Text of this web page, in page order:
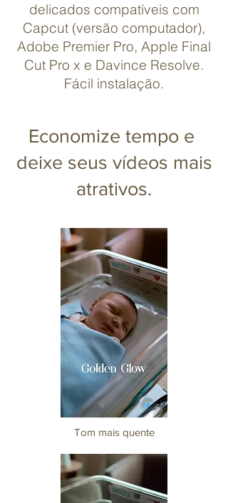
delicados compatíveis com
Capcut (versão computador),
Adobe Premier Pro, Apple Final
Cut Pro x e Davince Resolve.
Fácil instalação.
Economize tempo e
deixe seus vídeos mais
atrativos.
Tom mais quente